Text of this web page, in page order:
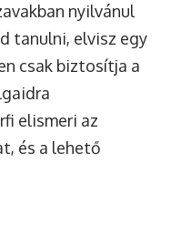
nyilvánul
tanulni, elvisz egy
csak biztosítja a
elismeri az
és a lehető